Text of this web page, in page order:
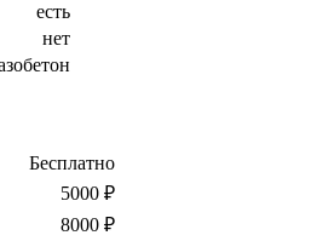
есть
нет
Бесплатно
5000 ₽
8000 ₽